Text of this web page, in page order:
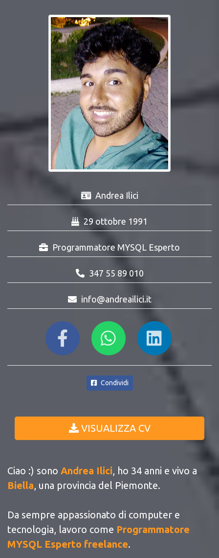
Andrea Ilici
29 ottobre 1991
Programmatore MYSQL Esperto
347 55 89 010
info@andreailici.it
Condividi
VISUALIZZA CV
Ciao :) sono Andrea Ilici, ho 34 anni e vivo a
Biella, una provincia del Piemonte.
Da sempre appassionato di computer e
tecnologia, lavoro come Programmatore
MYSQL Esperto freelance.